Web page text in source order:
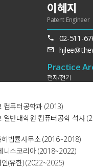
이혜지
Patent Engineer
02-511-
Practice
전자/전기
컴퓨터공학과 (2013)
일반대학원 컴퓨터공학 석사
허법률사무소 (2016~2018)
니스코리아 (2018~2022)
(유한) (2022~2025)